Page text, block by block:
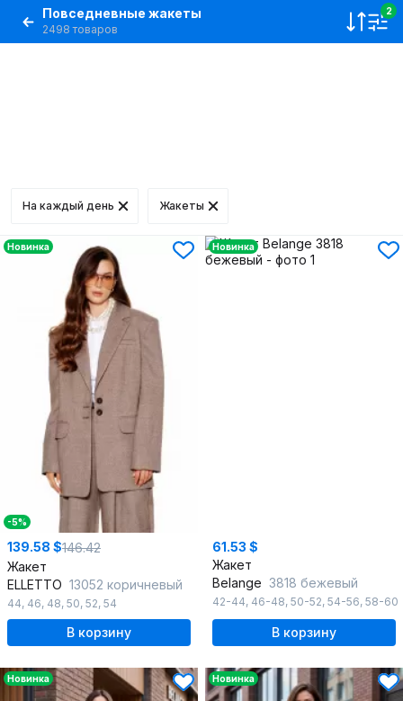
Повседневные жакеты
2498 товаров
2
На каждый день Жакеты
Новинка
-5%
139.58 $146.42
Жакет
ELLETTO 13052 коричневый
44, 46, 48, 50, 52, 54
В корзину
Новинка
61.53 $
Жакет
Belange 3818 бежевый
42-44, 46-48, 50-52, 54-56, 58-60
В корзину
Новинка Новинка